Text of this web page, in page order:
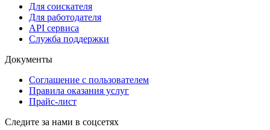
Для соискателя
Для работодателя
API сервиса
Служба поддержки
Документы
Соглашение с пользователем
Правила оказания услуг
Прайс-лист
Следите за нами в соцсетях